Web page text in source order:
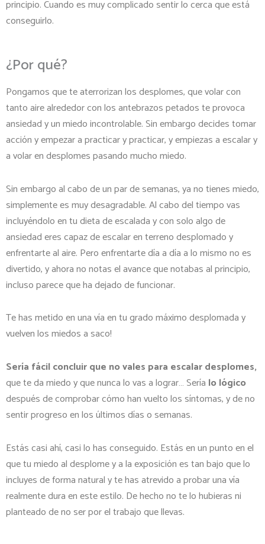
principio. Cuando es muy complicado sentir lo cerca que está
conseguirlo.
¿Por qué?
Pongamos que te aterrorizan los desplomes, que volar con
tanto aire alrededor con los antebrazos petados te provoca
ansiedad y un miedo incontrolable. Sin embargo decides tomar
acción y empezar a practicar y practicar, y empiezas a escalar y
a volar en desplomes pasando mucho miedo.
Sin embargo al cabo de un par de semanas, ya no tienes miedo,
simplemente es muy desagradable. Al cabo del tiempo vas
incluyéndolo en tu dieta de escalada y con solo algo de
ansiedad eres capaz de escalar en terreno desplomado y
enfrentarte al aire. Pero enfrentarte día a día a lo mismo no es
divertido, y ahora no notas el avance que notabas al principio,
incluso parece que ha dejado de funcionar.
Te has metido en una vía en tu grado máximo desplomada y
vuelven los miedos a saco!
Sería fácil concluir que no vales para escalar desplomes,
que te da miedo y que nunca lo vas a lograr… Sería lo lógico
después de comprobar cómo han vuelto los síntomas, y de no
sentir progreso en los últimos días o semanas.
Estás casi ahí, casi lo has conseguido. Estás en un punto en el
que tu miedo al desplome y a la exposición es tan bajo que lo
incluyes de forma natural y te has atrevido a probar una vía
realmente dura en este estilo. De hecho no te lo hubieras ni
planteado de no ser por el trabajo que llevas.